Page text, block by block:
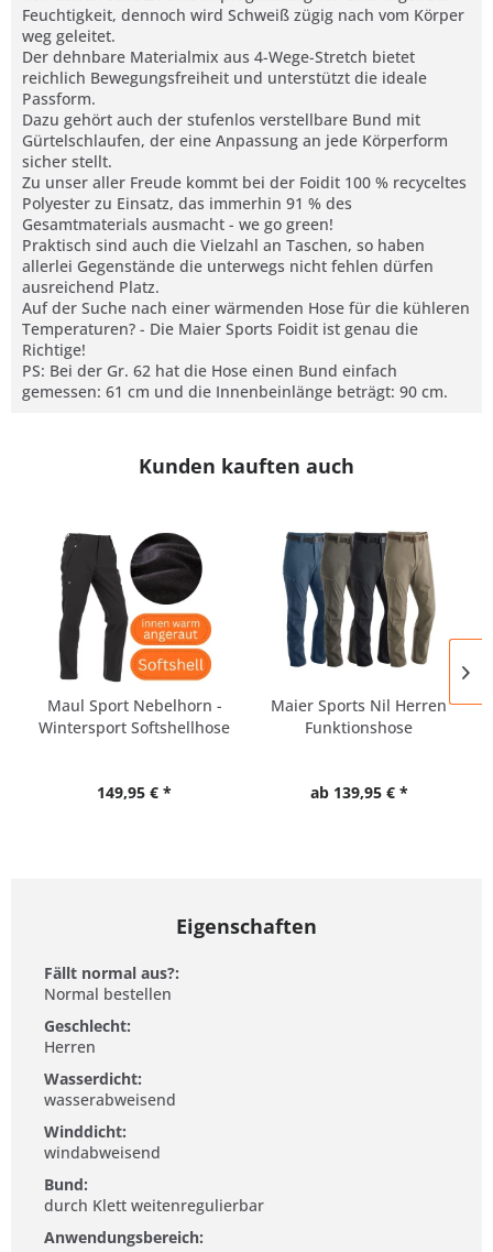
Feuchtigkeit, dennoch wird Schweiß zügig nach vom Körper
weg geleitet.
Der dehnbare Materialmix aus 4-Wege-Stretch bietet
reichlich Bewegungsfreiheit und unterstützt die ideale
Passform.
Dazu gehört auch der stufenlos verstellbare Bund mit
Gürtelschlaufen, der eine Anpassung an jede Körperform
sicher stellt.
Zu unser aller Freude kommt bei der Foidit 100 % recyceltes
Polyester zu Einsatz, das immerhin 91 % des
Gesamtmaterials ausmacht - we go green!
Praktisch sind auch die Vielzahl an Taschen, so haben
allerlei Gegenstände die unterwegs nicht fehlen dürfen
ausreichend Platz.
Auf der Suche nach einer wärmenden Hose für die kühleren
Temperaturen? - Die Maier Sports Foidit ist genau die
Richtige!
PS: Bei der Gr. 62 hat die Hose einen Bund einfach
gemessen: 61 cm und die Innenbeinlänge beträgt: 90 cm.
Kunden kauften auch
Maul Sport Nebelhorn -
Wintersport Softshellhose
149,95 € *
Maier Sports Nil Herren
Funktionshose
ab 139,95 € *
Eigenschaften
Fällt normal aus?:
Normal bestellen
Geschlecht:
Herren
Wasserdicht:
wasserabweisend
Winddicht:
windabweisend
Bund:
durch Klett weitenregulierbar
Anwendungsbereich: